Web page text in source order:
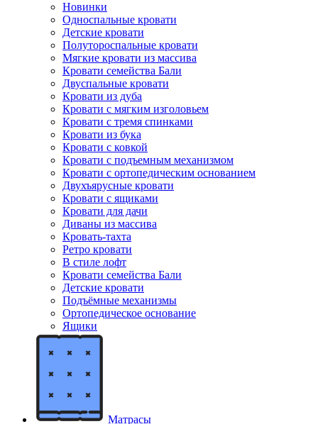
Новинки
Односпальные кровати
Детские кровати
Полутороспальные кровати
Мягкие кровати из массива
Кровати семейства Бали
Двуспальные кровати
Кровати из дуба
Кровати с мягким изголовьем
Кровати с тремя спинками
Кровати из бука
Кровати с ковкой
Кровати с подъемным механизмом
Кровати с ортопедическим основанием
Двухъярусные кровати
Кровати с ящиками
Кровати для дачи
Диваны из массива
Кровать-тахта
Ретро кровати
В стиле лофт
Кровати семейства Бали
Детские кровати
Подъёмные механизмы
Ортопедическое основание
Ящики
Матрасы